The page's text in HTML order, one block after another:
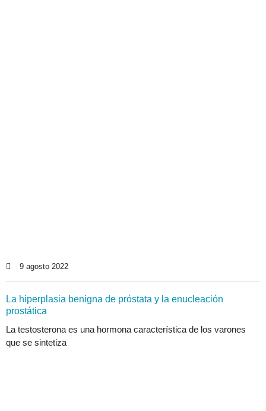
9 agosto 2022
La hiperplasia benigna de próstata y la enucleación
prostática
La testosterona es una hormona característica de los varones
que se sintetiza